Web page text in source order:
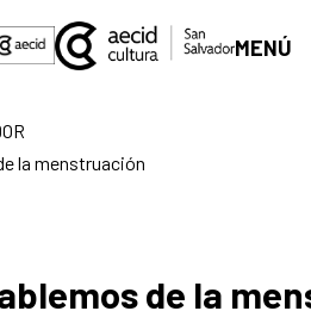
MENÚ
la menstruación
de la